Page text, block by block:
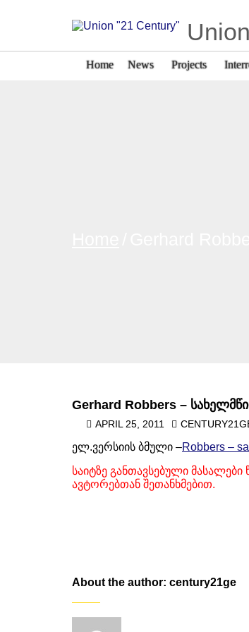
Home News Projects
Gerhard Robbers –
APRIL 25, 2011
ელ.ვერსიის ბმული –Robbers –
საიტზე განთავსებული
ავტორებთან შეთანხმებით.
About the author: century21ge